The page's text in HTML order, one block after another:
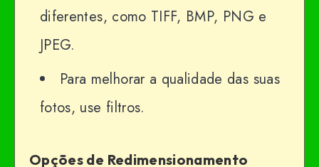
diferentes, como TIFF, BMP, PNG e
JPEG.
Para melhorar a qualidade das suas
fotos, use filtros.
Opções de Redimensionamento